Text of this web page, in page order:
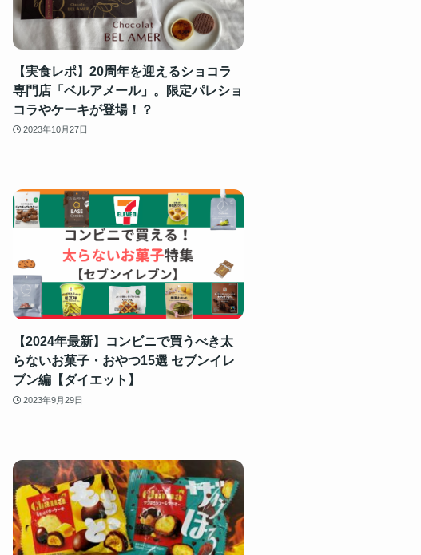
【実食レポ】20周年を迎えるショコラ
専門店「ベルアメール」。限定パレショ
コラやケーキが登場！？
2023年10月27日
【2024年最新】コンビニで買うべき太
らないお菓子・おやつ15選 セブンイレ
ブン編【ダイエット】
2023年9月29日